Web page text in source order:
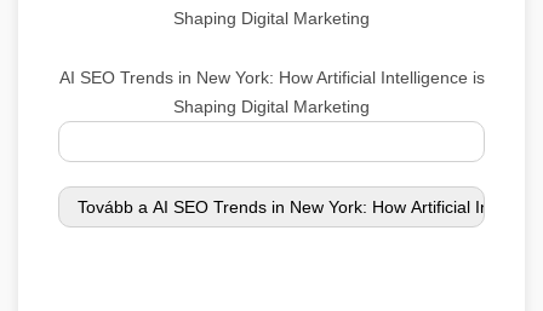
Shaping Digital Marketing
AI SEO Trends in New York: How Artificial Intelligence is
Shaping Digital Marketing